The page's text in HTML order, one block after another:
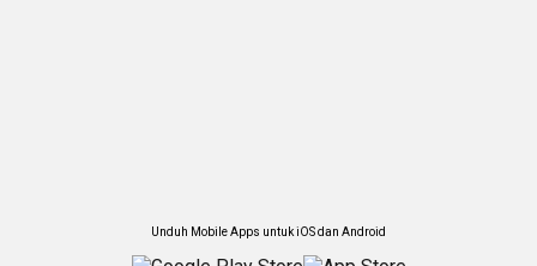
Unduh Mobile Apps untuk iOS dan Android